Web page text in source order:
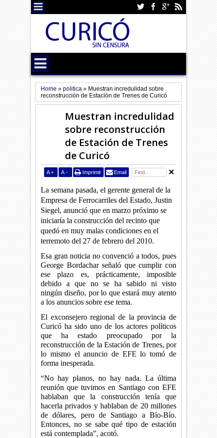
Home »politica » Muestran incredulidad sobre
reconstrucción de Estación de Trenes de Curicó
Muestran incredulidad
sobre reconstrucción
de Estación de Trenes
de Curicó
A + A - Imprimir Email
La semana pasada, el gerente general de la
Empresa de Ferrocarriles del Estado, Justin
Siegel, anunció que en marzo próximo se
iniciaría la construcción del recinto que
quedó en muy malas condiciones en el
terremoto del 27 de febrero del 2010.
Esa gran noticia no convenció a todos, pues
George Bordachar señaló que cumplir con
ese plazo es, prácticamente, imposible
debido a que no se ha sabido ni visto
ningún diseño, por lo que estará muy atento
a los anuncios sobre ese tema.
El exconsejero regional de la provincia de
Curicó ha sido uno de los actores políticos
que ha estado preocupado por la
reconstrucción de la Estación de Trenes, por
lo mismo el anuncio de EFE lo tomó de
forma inesperada.
“No hay planos, no hay nada. La última
reunión que tuvimos en Santiago con EFE
hablaban que la construcción tenía que
hacerla privados y hablaban de 20 millones
de dólares, pero de Santiago a Bío-Bío.
Entonces, no se sabe qué tipo de estación
está contemplada”, acotó.